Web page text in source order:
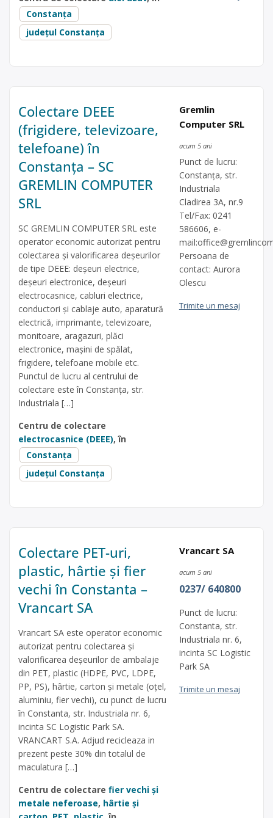
Constanța
județul Constanța
Colectare DEEE
(frigidere, televizoare,
telefoane) în
Constanța – SC
GREMLIN COMPUTER
SRL
SC GREMLIN COMPUTER SRL este
operator economic autorizat pentru
colectarea și valorificarea deșeurilor
de tipe DEEE: deșeuri electrice,
deșeuri electronice, deșeuri
electrocasnice, cabluri electrice,
conductori și cablaje auto, aparatură
electrică, imprimante, televizoare,
monitoare, aragazuri, plăci
electronice, mașini de spălat,
frigidere, telefoane mobile etc.
Punctul de lucru al centrului de
colectare este în Constanța, str.
Industriala […]
Centru de colectare
electrocasnice (DEEE), în
Constanța
județul Constanța
Gremlin
Computer SRL
acum 5 ani
Punct de lucru:
Constanța, str.
Industriala
Cladirea 3A, nr.9
Tel/Fax: 0241
586606, e-
mail:
Persoana de
contact: Aurora
Olescu
Trimite un mesaj
Colectare PET-uri,
plastic, hârtie și fier
vechi în Constanta –
Vrancart SA
Vrancart SA este operator economic
autorizat pentru colectarea și
valorificarea deșeurilor de ambalaje
din PET, plastic (HDPE, PVC, LDPE,
PP, PS), hârtie, carton și metale (oțel,
aluminiu, fier vechi), cu punct de lucru
în Constanta, str. Industriala nr. 6,
incinta SC Logistic Park SA.
VRANCART S.A. Adjud recicleaza in
prezent peste 30% din totalul de
maculatura […]
Centru de colectare fier vechi și
metale neferoase, hârtie și
Vrancart SA
acum 5 ani
0237/ 640800
Punct de lucru:
Constanta, str.
Industriala nr. 6,
incinta SC Logistic
Park SA
Trimite un mesaj